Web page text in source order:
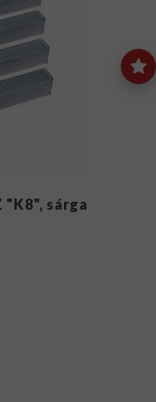
"K8", sárga